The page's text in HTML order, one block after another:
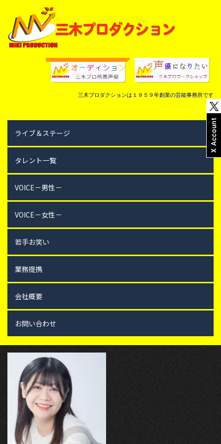
三木プロダクションは１９５９年創業の芸能事務所です
ライブ＆ステージ
タレント一覧
VOICE－男性－
VOICE－女性－
若手お笑い
業務提携
会社概要
お問い合わせ